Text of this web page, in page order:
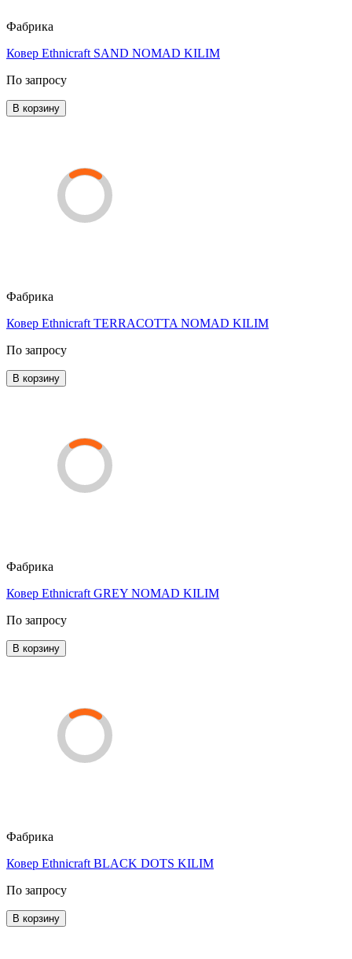
Фабрика
Ковер Ethnicraft SAND NOMAD KILIM
По запросу
В корзину
Фабрика
Ковер Ethnicraft TERRACOTTA NOMAD KILIM
По запросу
В корзину
Фабрика
Ковер Ethnicraft GREY NOMAD KILIM
По запросу
В корзину
Фабрика
Ковер Ethnicraft BLACK DOTS KILIM
По запросу
В корзину